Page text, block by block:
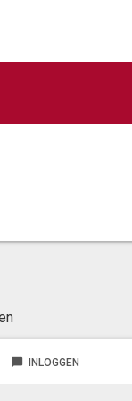
chat_bubble INLOGGEN